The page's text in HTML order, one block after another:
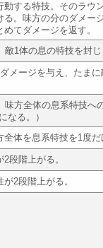
動する特技。そのラウ
る。味方の分のダメー
てダメージを返す。
1体の息の特技を封じ
メージを与え、たま
味方全体の息系特技へ
なる。）
体を息系特技を1度だ
段階上がる。
2段階上がる。